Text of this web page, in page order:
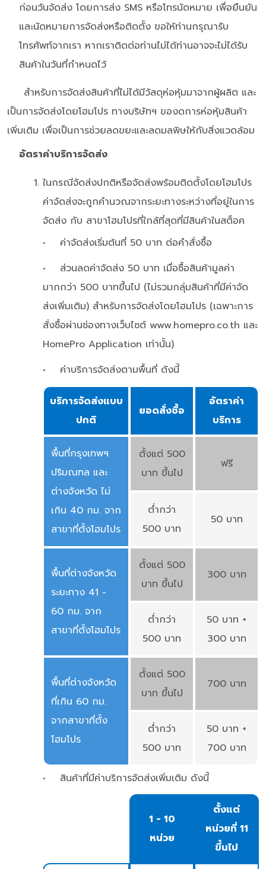
ก่อนวันจัดส่ง โดยการส่ง SMS หรือโทรนัดหมาย เพื่อยืนยัน
และนัดหมายการจัดส่งหรือติดตั้ง ขอให้ท่านกรุณารับ
โทรศัพท์จากเรา หากเราติดต่อท่านไม่ได้ท่านอาจจะไม่ได้รับ
สินค้าในวันที่กำหนดไว้
สำหรับการจัดส่งสินค้าที่ไม่ได้มีวัสดุห่อหุ้มมาจากผู้ผลิต และ
เป็นการจัดส่งโดยโฮมโปร ทางบริษัทฯ ของดการห่อหุ้มสินค้า
เพิ่มเติม เพื่อเป็นการช่วยลดขยะและลดมลพิษให้กับสิ่งแวดล้อม
อัตราค่าบริการจัดส่ง
ในกรณีจัดส่งปกติหรือจัดส่งพร้อมติดตั้งโดยโฮมโปร
ค่าจัดส่งจะถูกคำนวณจากระยะทางระหว่างที่อยู่ในการ
จัดส่ง กับ สาขาโฮมโปรที่ใกล้ที่สุดที่มีสินค้าในสต็อค
• ค่าจัดส่งเริ่มต้นที่ 50 บาท ต่อคำสั่งซื้อ
• ส่วนลดค่าจัดส่ง 50 บาท เมื่อซื้อสินค้ามูลค่า
มากกว่า 500 บาทขึ้นไป (ไม่รวมกลุ่มสินค้าที่มีค่าจัด
ส่งเพิ่มเติม) สำหรับการจัดส่งโดยโฮมโปร (เฉพาะการ
สั่งซื้อผ่านช่องทางเว็บไซต์ www.homepro.co.th และ
HomePro Application เท่านั้น)
• ค่าบริการจัดส่งตามพื้นที่ ดังนี้
บริการจัดส่งแบบ
ปกติ
ยอดสั่งซื้อ
อัตราค่า
บริการ
พื้นที่กรุงเทพฯ
ปริมณฑล และ
ต่างจังหวัด ไม่
เกิน 40 กม. จาก
สาขาที่ตั้งโฮมโปร
ตั้งแต่ 500
บาท ขึ้นไป
ฟรี
ต่ำกว่า
500 บาท
50 บาท
พื้นที่ต่างจังหวัด
ระยะทาง 41 -
60 กม. จาก
สาขาที่ตั้งโฮมโปร
ตั้งแต่ 500
บาท ขึ้นไป
300 บาท
ต่ำกว่า
500 บาท
50 บาท +
300 บาท
พื้นที่ต่างจังหวัด
ที่เกิน 60 กม.
จากสาขาที่ตั้ง
โฮมโปร
ตั้งแต่ 500
บาท ขึ้นไป
700 บาท
ต่ำกว่า
500 บาท
50 บาท +
700 บาท
• สินค้าที่มีค่าบริการจัดส่งเพิ่มเติม ดังนี้
1 - 10
หน่วย
ตั้งแต่
หน่วยที่ 11
ขึ้นไป